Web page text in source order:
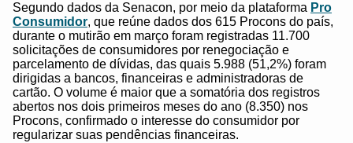
Segundo dados da Senacon, por meio da plataforma Pro
Consumidor, que reúne dados dos 615 Procons do país,
durante o mutirão em março foram registradas 11.700
solicitações de consumidores por renegociação e
parcelamento de dívidas, das quais 5.988 (51,2%) foram
dirigidas a bancos, financeiras e administradoras de
cartão. O volume é maior que a somatória dos registros
abertos nos dois primeiros meses do ano (8.350) nos
Procons, confirmado o interesse do consumidor por
regularizar suas pendências financeiras.